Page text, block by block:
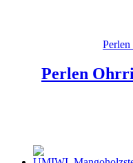
Perlen